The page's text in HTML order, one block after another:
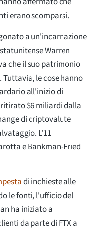
erano scomparsi.
a un'incarnazione
Warren
che il suo patrimonio
Tuttavia, le cose hanno
all'inizio di
$6 miliardi dalla
di criptovalute
L'11
e Bankman-Fried
di inchieste alle
le fonti, l'ufficio del
ha iniziato a
da parte di FTX a